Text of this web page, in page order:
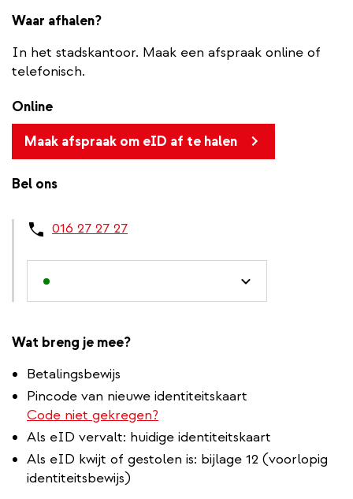
Waar afhalen?
In het stadskantoor. Maak een afspraak online of
telefonisch.
Online
Maak afspraak om eID af te halen
Bel ons
016 27 27 27
Wat breng je mee?
Betalingsbewijs
Pincode van nieuwe identiteitskaart
Code niet gekregen?
Als eID vervalt: huidige identiteitskaart
Als eID kwijt of gestolen is: bijlage 12 (voorlopig
identiteitsbewijs)